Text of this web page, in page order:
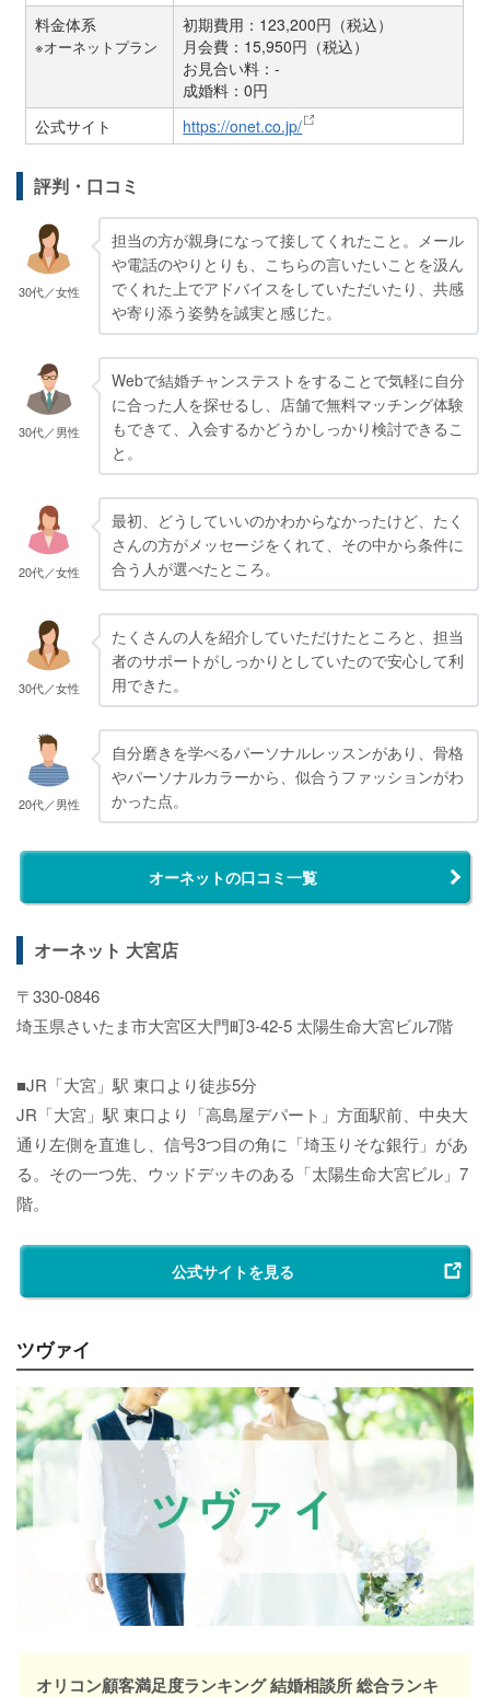
料金体系
※オーネットプラン
初期費用：123,200円（税込）
月会費：15,950円（税込）
お見合い料：-
成婚料：0円
公式サイト
https://onet.co.jp/
評判・口コミ
30代／女性
担当の方が親身になって接してくれたこと。メール
や電話のやりとりも、こちらの言いたいことを汲ん
でくれた上でアドバイスをしていただいたり、共感
や寄り添う姿勢を誠実と感じた。
30代／男性
Webで結婚チャンステストをすることで気軽に自分
に合った人を探せるし、店舗で無料マッチング体験
もできて、入会するかどうかしっかり検討できるこ
と。
20代／女性
最初、どうしていいのかわからなかったけど、たく
さんの方がメッセージをくれて、その中から条件に
合う人が選べたところ。
30代／女性
たくさんの人を紹介していただけたところと、担当
者のサポートがしっかりとしていたので安心して利
用できた。
20代／男性
自分磨きを学べるパーソナルレッスンがあり、骨格
やパーソナルカラーから、似合うファッションがわ
かった点。
オーネットの口コミ一覧
オーネット 大宮店
〒330-0846
埼玉県さいたま市大宮区大門町3-42-5 太陽生命大宮ビル7階
■JR「大宮」駅 東口より徒歩5分
JR「大宮」駅 東口より「高島屋デパート」方面駅前、中央大
通り左側を直進し、信号3つ目の角に「埼玉りそな銀行」があ
る。その一つ先、ウッドデッキのある「太陽生命大宮ビル」7
階。
公式サイトを見る
ツヴァイ
オリコン顧客満足度ランキング 結婚相談所 総合ランキ